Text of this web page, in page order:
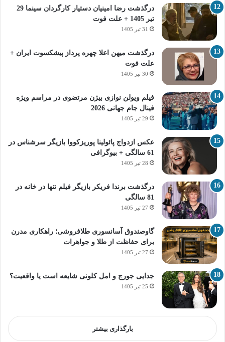
درگذشت رضا امینیان دستیار کارگردان سینما 29
تیر 1405 + علت فوت
31 تیر 1405
درگذشت میهن اعلا چهره پرداز پیشکسوت ایران +
علت فوت
30 تیر 1405
فیلم ویولن نوازی بیژن مرتضوی در مراسم ویژه
فینال جام جهانی 2026
29 تیر 1405
عکس ازدواج پائولینا پوریزکووا بازیگر سرشناس در
61 سالگی + بیوگرافی
28 تیر 1405
درگذشت برندا فریکر بازیگر فیلم تنها در خانه در
81 سالگی
27 تیر 1405
گاوصندوق آسانسوری طلافروشی؛ راهکاری مدرن
برای حفاظت از طلا و جواهرات
27 تیر 1405
جدایی جورج و امل کلونی شایعه است یا واقعیت؟
25 تیر 1405
بارگذاری بیشتر